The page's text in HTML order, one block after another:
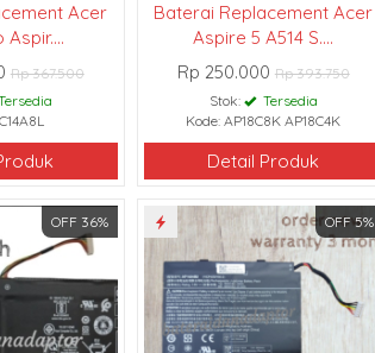
Acer
Aspir....
Rp 367.500
Baterai Replacement Acer
Aspire 5 A514 S....
Rp 250.000 Rp 393.750
Stok:
Tersedia
Kode: AP18C8K AP18C4K
Detail Produk
OFF 36% OFF 5%